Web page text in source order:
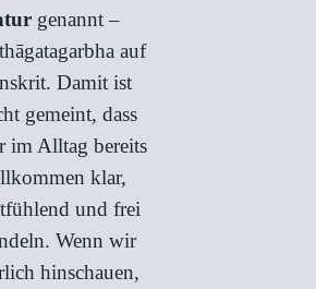
genannt –
auf
Damit ist
gemeint, dass
im Alltag bereits
klar,
und frei
Wenn wir
hinschauen,